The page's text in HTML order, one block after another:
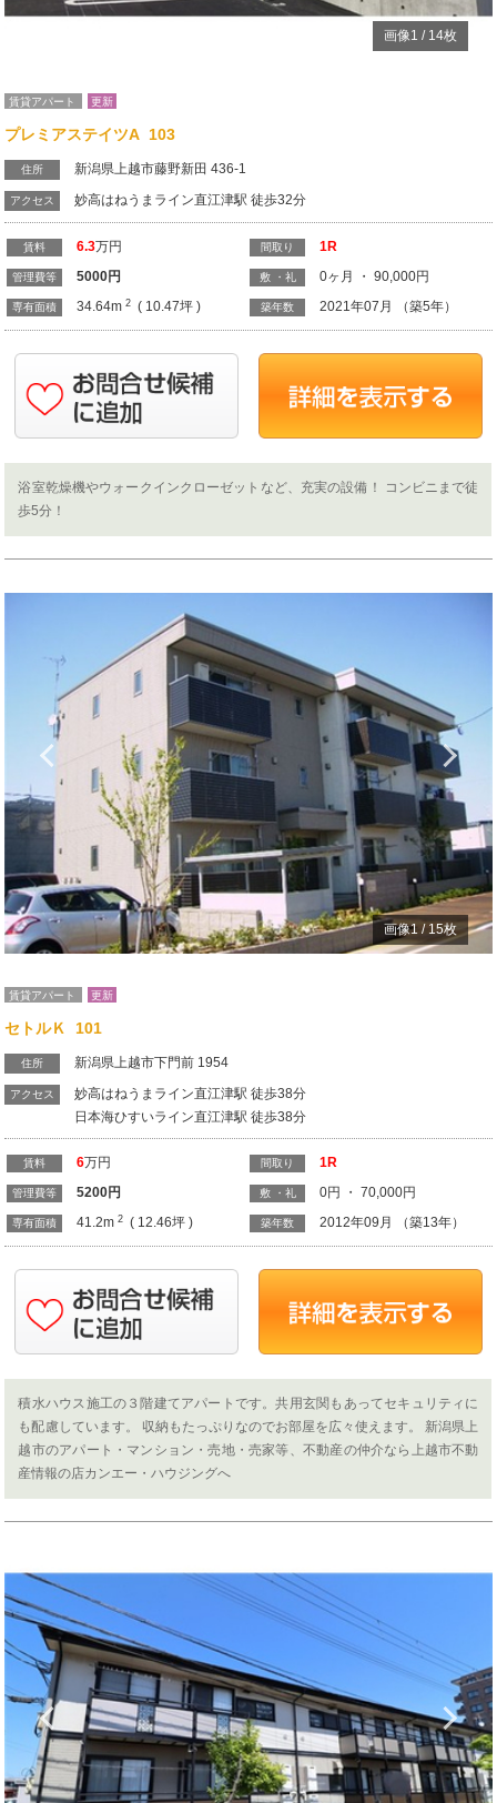
画像1 / 14枚
賃貸アパート 更新
プレミアステイツA 103
住所 新潟県上越市藤野新田 436-1
アクセス 妙高はねうまライン直江津駅 徒歩32分
賃料 6.3万円
管理費等 5000円
専有面積 34.64m 2( 10.47坪 )
間取り 1R
敷 ・礼 0ヶ月 ・ 90,000円
築年数 2021年07月 （築5年）
浴室乾燥機やウォークインクローゼットなど、充実の設備！ コンビニまで徒
歩5分！
Previous
画像1/ 15枚
賃貸アパート 更新
セトルＫ 101
住所 新潟県上越市下門前 1954
アクセス
妙高はねうまライン直江津駅 徒歩38分
日本海ひすいライン直江津駅 徒歩38分
賃料 6万円
管理費等 5200円
専有面積 41.2m 2( 12.46坪 )
間取り 1R
敷 ・礼 0円 ・ 70,000円
築年数 2012年09月 （築13年）
積水ハウス施工の３階建てアパートです。共用玄関もあってセキュリティに
も配慮しています。 収納もたっぷりなのでお部屋を広々使えます。 新潟県上
越市のアパート・マンション・売地・売家等、不動産の仲介なら上越市不動
産情報の店カンエー・ハウジングへ
Previous